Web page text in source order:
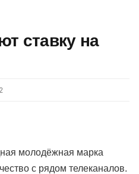
ставку на
молодёжная марка
с рядом телеканалов.